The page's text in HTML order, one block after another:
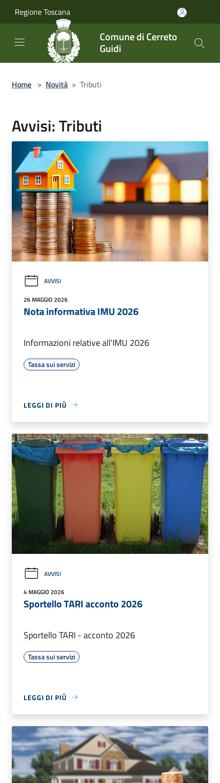
Regione Toscana
Comune di Cerreto
Guidi
Home > Novità > Tributi
Avvisi: Tributi
AVVISI
26 MAGGIO 2026
Nota informativa IMU 2026
Informazioni relative all'IMU 2026
Tassa sui servizi
LEGGI DI PIÙ
AVVISI
4 MAGGIO 2026
Sportello TARI acconto 2026
Sportello TARI - acconto 2026
Tassa sui servizi
LEGGI DI PIÙ